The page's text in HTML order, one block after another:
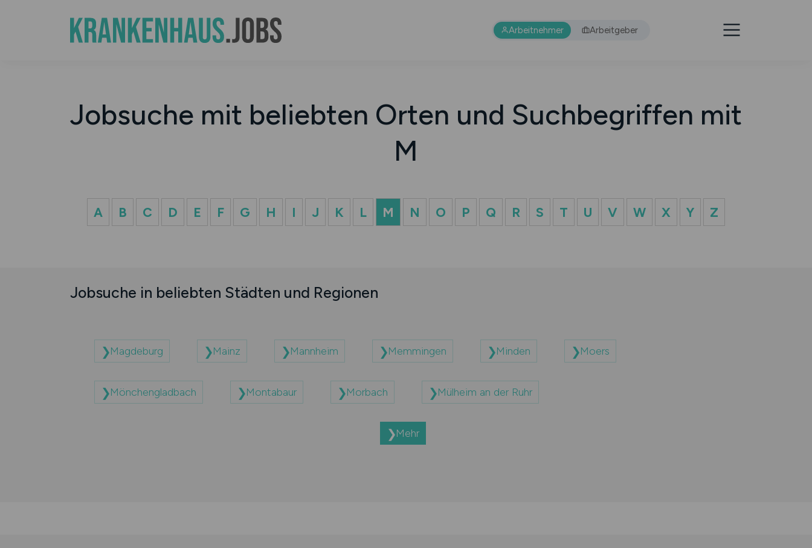
Arbeitnehmer Arbeitgeber
Jobsuche mit beliebten Orten und Suchbegriffen mit
M
A B C D E F G H I J K L M N O P Q R S T U V W X Y Z
Jobsuche in beliebten Städten und Regionen
Magdeburg Mainz Mannheim Memmingen Minden Moers
Mönchengladbach Montabaur Morbach Mülheim an der Ruhr
Mehr